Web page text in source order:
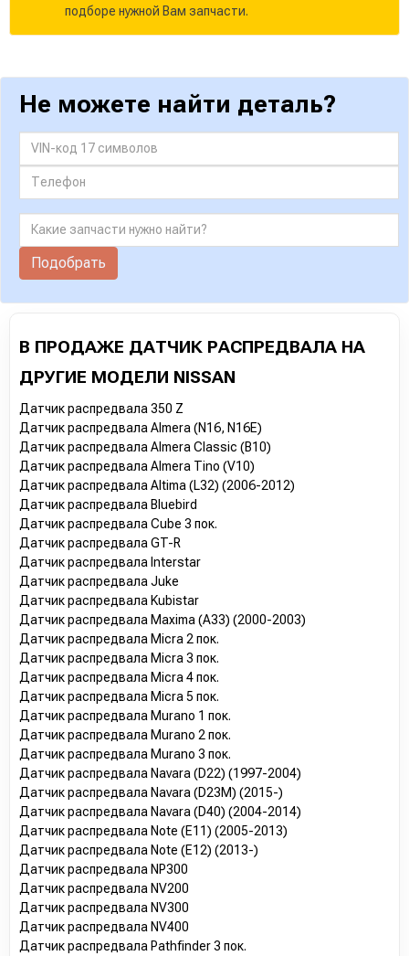
подборе нужной Вам запчасти.
Не можете найти деталь?
Подобрать
В ПРОДАЖЕ ДАТЧИК РАСПРЕДВАЛА НА
ДРУГИЕ МОДЕЛИ NISSAN
Датчик распредвала 350 Z
Датчик распредвала Almera (N16, N16E)
Датчик распредвала Almera Classic (B10)
Датчик распредвала Almera Tino (V10)
Датчик распредвала Altima (L32) (2006-2012)
Датчик распредвала Bluebird
Датчик распредвала Cube 3 пок.
Датчик распредвала GT-R
Датчик распредвала Interstar
Датчик распредвала Juke
Датчик распредвала Kubistar
Датчик распредвала Maxima (A33) (2000-2003)
Датчик распредвала Micra 2 пок.
Датчик распредвала Micra 3 пок.
Датчик распредвала Micra 4 пок.
Датчик распредвала Micra 5 пок.
Датчик распредвала Murano 1 пок.
Датчик распредвала Murano 2 пок.
Датчик распредвала Murano 3 пок.
Датчик распредвала Navara (D22) (1997-2004)
Датчик распредвала Navara (D23M) (2015-)
Датчик распредвала Navara (D40) (2004-2014)
Датчик распредвала Note (E11) (2005-2013)
Датчик распредвала Note (E12) (2013-)
Датчик распредвала NP300
Датчик распредвала NV200
Датчик распредвала NV300
Датчик распредвала NV400
Датчик распредвала Pathfinder 3 пок.